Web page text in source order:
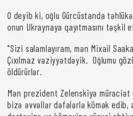
O deyib ki, oğlu Gürcüstanda
onun Ukraynaya qayıtmasını təşkil
"Sizi salamlayıram, mən Mixail
Çıxılmaz vəziyyətdəyik. Oğlumu
öldürürlər.
Mən prezident Zelenskiyə
bizə əvvəllər dəfələrlə kömək edib,